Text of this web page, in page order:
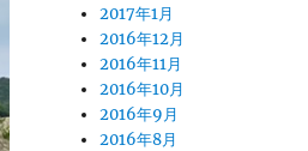
2017年1月
2016年12月
2016年11月
2016年10月
2016年9月
2016年8月